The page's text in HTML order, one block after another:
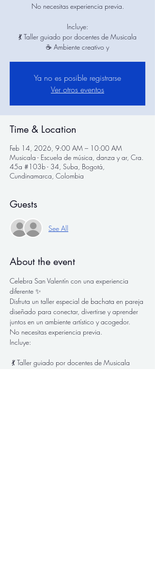
No necesitas experiencia previa.
Incluye:
💃 Taller guiado por docentes de Musicala
☕ Ambiente creativo y
Ya no es posible registrarse
Ver otros eventos
Time & Location
Feb 14, 2026, 9:00 AM – 10:00 AM
Musicala - Escuela de música, danza y ar, Cra.
45a #103b - 34, Suba, Bogotá,
Cundinamarca, Colombia
Guests
See All
About the event
Celebra San Valentín con una experiencia
diferente ✨
Disfruta un taller especial de bachata en pareja
diseñado para conectar, divertirse y aprender
juntos en un ambiente artístico y acogedor.
No necesitas experiencia previa.
Incluye:
💃 Taller guiado por docentes de Musicala